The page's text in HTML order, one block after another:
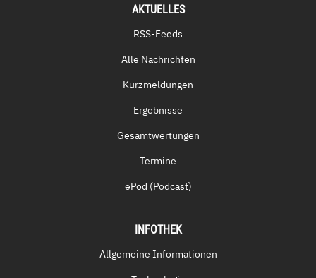
AKTUELLES
RSS-Feeds
Alle Nachrichten
Kurzmeldungen
Ergebnisse
Gesamtwertungen
Termine
ePod (Podcast)
INFOTHEK
Allgemeine Informationen